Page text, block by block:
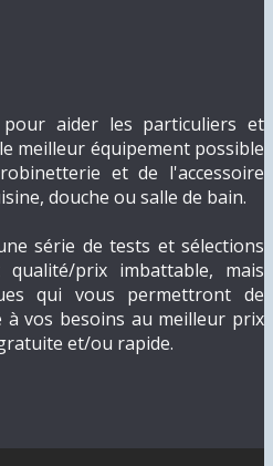
aider les particuliers et
meilleur équipement possible
et de l'accessoire
douche ou salle de bain.
série de tests et sélections
prix imbattable, mais
qui vous permettront de
vos besoins au meilleur prix
et/ou rapide.